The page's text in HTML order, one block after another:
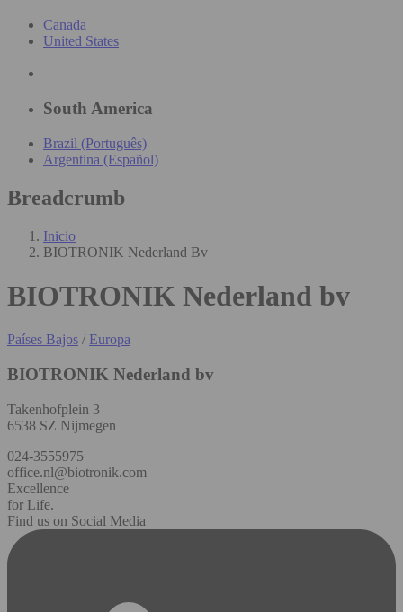
Canada
United States
South America
Brazil (Português)
Argentina (Español)
Breadcrumb
Inicio
BIOTRONIK Nederland Bv
BIOTRONIK Nederland bv
Países Bajos / Europa
BIOTRONIK Nederland bv
Takenhofplein 3
6538 SZ Nijmegen
024-3555975
office.nl@biotronik.com
Excellence
for Life.
Find us on Social Media